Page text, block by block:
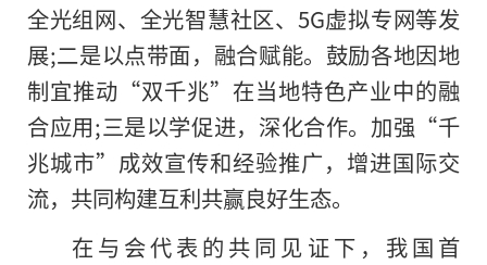
全光组网、全光智慧社区、5G虚拟专网等发
展;二是以点带面，融合赋能。鼓励各地因地
制宜推动“双千兆”在当地特色产业中的融
合应用;三是以学促进，深化合作。加强“千
兆城市”成效宣传和经验推广，增进国际交
流，共同构建互利共赢良好生态。
在与会代表的共同见证下，我国首